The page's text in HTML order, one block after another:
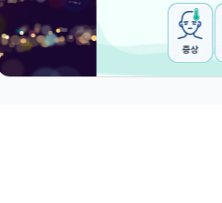
의료대응의 최전선을 찾다
2026-07-15